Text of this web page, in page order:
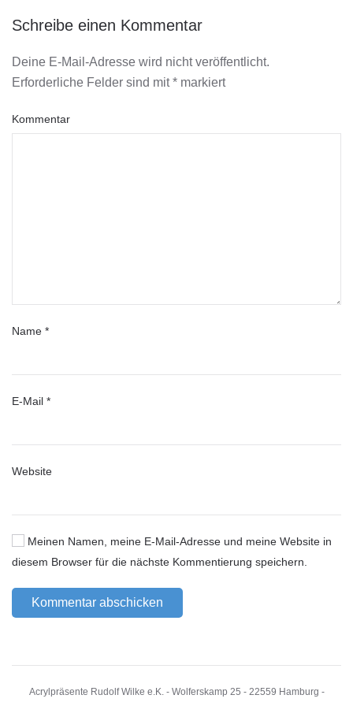
Schreibe einen Kommentar
Deine E-Mail-Adresse wird nicht veröffentlicht.
Erforderliche Felder sind mit* markiert
Kommentar
Name *
E-Mail *
Website
Meinen Namen, meine E-Mail-Adresse und meine Website in
diesem Browser für die nächste Kommentierung speichern.
Kommentar abschicken
Acrylpräsente Rudolf Wilke e.K. - Wolferskamp 25 - 22559 Hamburg -